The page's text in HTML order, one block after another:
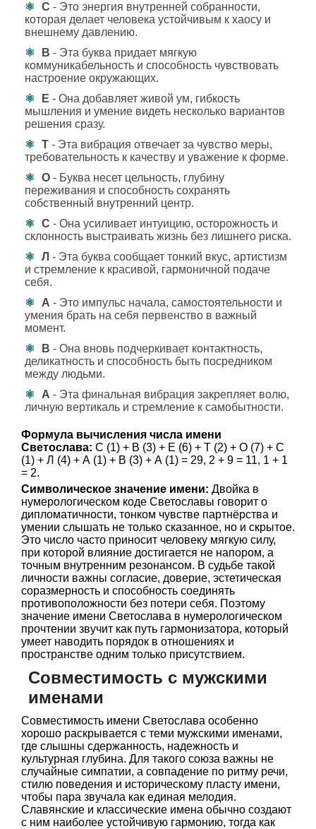
С - Это энергия внутренней собранности,
которая делает человека устойчивым к хаосу и
внешнему давлению.
В - Эта буква придает мягкую
коммуникабельность и способность чувствовать
настроение окружающих.
Е - Она добавляет живой ум, гибкость
мышления и умение видеть несколько вариантов
решения сразу.
Т - Эта вибрация отвечает за чувство меры,
требовательность к качеству и уважение к форме.
О - Буква несет цельность, глубину
переживания и способность сохранять
собственный внутренний центр.
С - Она усиливает интуицию, осторожность и
склонность выстраивать жизнь без лишнего риска.
Л - Эта буква сообщает тонкий вкус, артистизм
и стремление к красивой, гармоничной подаче
себя.
А - Это импульс начала, самостоятельности и
умения брать на себя первенство в важный
момент.
В - Она вновь подчеркивает контактность,
деликатность и способность быть посредником
между людьми.
А - Эта финальная вибрация закрепляет волю,
личную вертикаль и стремление к самобытности.
Формула вычисления числа имени
Светослава: С (1) + В (3) + Е (6) + Т (2) + О (7) + С
(1) + Л (4) + А (1) + В (3) + А (1) = 29, 2 + 9 = 11, 1 + 1
= 2.
Символическое значение имени: Двойка в
нумерологическом коде Светославы говорит о
дипломатичности, тонком чувстве партнёрства и
умении слышать не только сказанное, но и скрытое.
Это число часто приносит человеку мягкую силу,
при которой влияние достигается не напором, а
точным внутренним резонансом. В судьбе такой
личности важны согласие, доверие, эстетическая
соразмерность и способность соединять
противоположности без потери себя. Поэтому
значение имени Светослава в нумерологическом
прочтении звучит как путь гармонизатора, который
умеет наводить порядок в отношениях и
пространстве одним только присутствием.
Совместимость с мужскими
именами
Совместимость имени Светослава особенно
хорошо раскрывается с теми мужскими именами,
где слышны сдержанность, надежность и
культурная глубина. Для такого союза важны не
случайные симпатии, а совпадение по ритму речи,
стилю поведения и историческому пласту имени,
чтобы пара звучала как единая мелодия.
Славянские и классические имена обычно создают
с ним наиболее устойчивую гармонию, тогда как